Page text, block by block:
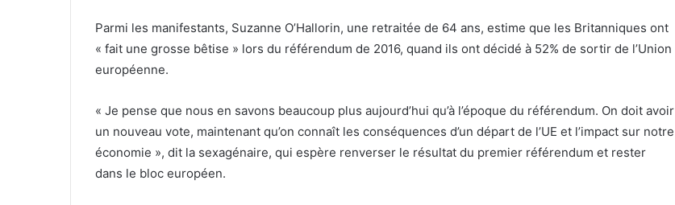
Parmi les manifestants, Suzanne O’Hallorin, une retraitée de 64 ans, estime que les Britanniques ont
« fait une grosse bêtise » lors du référendum de 2016, quand ils ont décidé à 52% de sortir de l’Union
européenne.
« Je pense que nous en savons beaucoup plus aujourd’hui qu’à l’époque du référendum. On doit avoir
un nouveau vote, maintenant qu’on connaît les conséquences d’un départ de l’UE et l’impact sur notre
économie », dit la sexagénaire, qui espère renverser le résultat du premier référendum et rester
dans le bloc européen.